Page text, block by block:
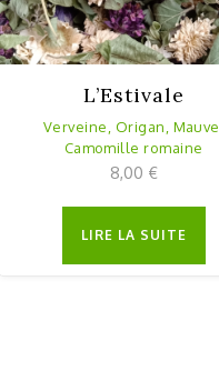
L’Estivale
Verveine, Origan, Mauve,
Camomille romaine
Paquet vrac
8,00 €
LIRE LA SUITE